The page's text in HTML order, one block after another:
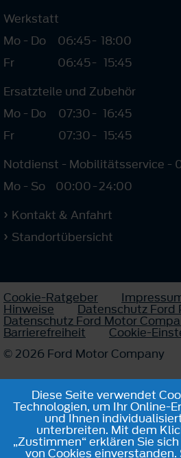
Werkstatt
Mo - Do
06:45- 18:00
Fr
06:45- 15:45
Ersatzteile und Zubehör
Mo - Do
07:30- 16:45
Fr
07:30- 15:45
Notdienst - Mobilitätsservice
Mo - So
00:00-24:00
Kontakt & Anfahrt
Standortübersicht
Cookie-Ratgeber
Hinweise Datenschutz Ford
Datenschutz Ford Motor
Barrierefreiheit
Cookie-
© 2026 Ford Motor Company
Diese Seite verwendet
Technologien, um Ihr Online-
und Ihnen
unterbreiten. Mit dem
„Zustimmen“ erklären Sie
von Cookies